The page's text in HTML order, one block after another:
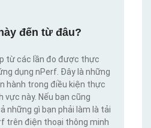
đến từ đâu?
từ các lần đo được thực
dụng nPerf. Đây là những
hành trong điều kiện thực
này. Nếu bạn cũng
những gì bạn phải làm là tải
trên điện thoại thông minh